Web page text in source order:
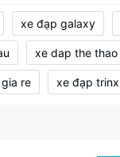
xe đạp galaxy
xe dap the thao
re xe đạp trinx